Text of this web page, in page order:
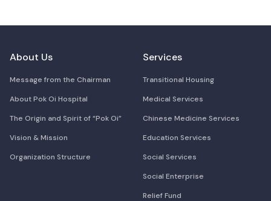
About Us
Message from the Chairman
About Pok Oi Hospital
The Origin and Spirit of “Pok Oi”
Vision & Mission
Organization Structure
Services
Transitional Housing
Medical Services
Chinese Medicine Services
Education Services
Social Services
Social Enterprise
Relief Fund